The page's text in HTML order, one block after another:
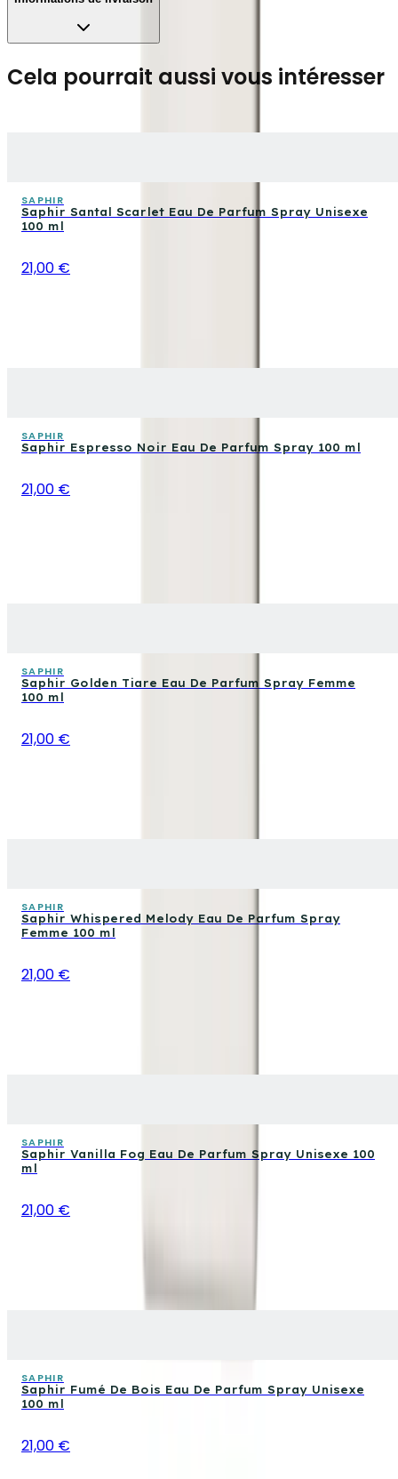
Cela pourrait aussi vous intéresser
SAPHIR
Saphir Santal Scarlet Eau De Parfum Spray Unisexe
100 ml
21,00 €
SAPHIR
Saphir Espresso Noir Eau De Parfum Spray 100 ml
21,00 €
SAPHIR
Saphir Golden Tiare Eau De Parfum Spray Femme
100 ml
21,00 €
SAPHIR
Saphir Whispered Melody Eau De Parfum Spray
Femme 100 ml
21,00 €
SAPHIR
Saphir Vanilla Fog Eau De Parfum Spray Unisexe 100
ml
21,00 €
SAPHIR
Saphir Fumé De Bois Eau De Parfum Spray Unisexe
100 ml
21,00 €